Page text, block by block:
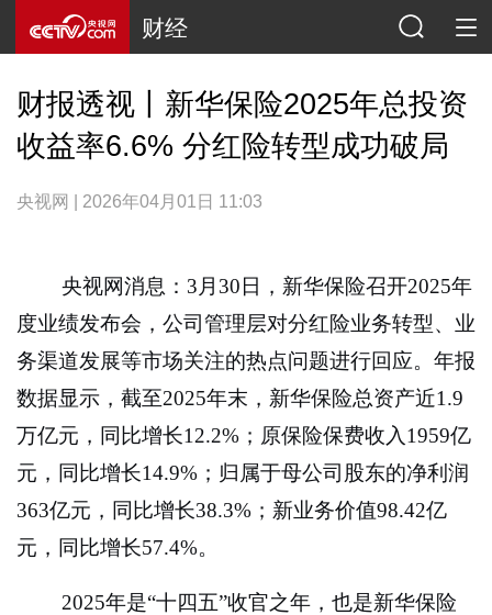
财经
财报透视丨新华保险2025年总投资
收益率6.6% 分红险转型成功破局
央视网 | 2026年04月01日 11:03
央视网消息：3月30日，新华保险召开2025年
度业绩发布会，公司管理层对分红险业务转型、业
务渠道发展等市场关注的热点问题进行回应。年报
数据显示，截至2025年末，新华保险总资产近1.9
万亿元，同比增长12.2%；原保险保费收入1959亿
元，同比增长14.9%；归属于母公司股东的净利润
363亿元，同比增长38.3%；新业务价值98.42亿
元，同比增长57.4%。
2025年是“十四五”收官之年，也是新华保险